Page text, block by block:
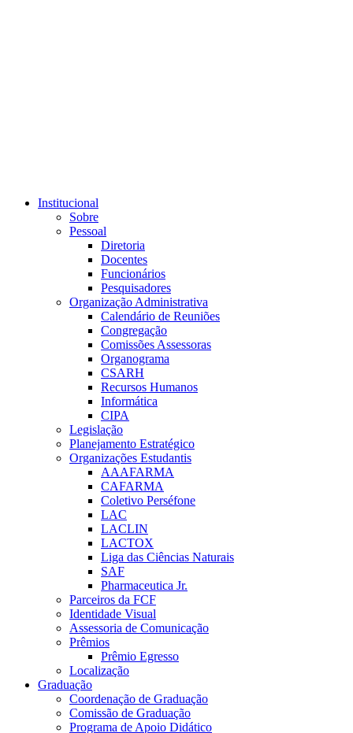
Institucional
Sobre
Pessoal
Diretoria
Docentes
Funcionários
Pesquisadores
Organização Administrativa
Calendário de Reuniões
Congregação
Comissões Assessoras
Organograma
CSARH
Recursos Humanos
Informática
CIPA
Legislação
Planejamento Estratégico
Organizações Estudantis
AAAFARMA
CAFARMA
Coletivo Perséfone
LAC
LACLIN
LACTOX
Liga das Ciências Naturais
SAF
Pharmaceutica Jr.
Parceiros da FCF
Identidade Visual
Assessoria de Comunicação
Prêmios
Prêmio Egresso
Localização
Graduação
Coordenação de Graduação
Comissão de Graduação
Programa de Apoio Didático